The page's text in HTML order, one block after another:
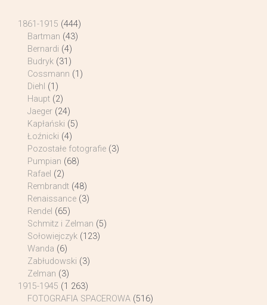
1861-1915 (444)
Bartman (43)
Bernardi (4)
Budryk (31)
Cossmann (1)
Diehl (1)
Haupt (2)
Jaeger (24)
Kapłański (5)
Łoźnicki (4)
Pozostałe fotografie (3)
Pumpian (68)
Rafael (2)
Rembrandt (48)
Renaissance (3)
Rendel (65)
Schmitz i Zelman (5)
Sołowiejczyk (123)
Wanda (6)
Zabłudowski (3)
Zelman (3)
1915-1945 (1 263)
FOTOGRAFIA SPACEROWA (516)